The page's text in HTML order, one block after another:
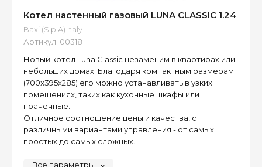
Котел настенный газовый LUNA CLASSIC 1.24
Baxi (S.p.A) Italy
Артикул: 00318
Новый котёл Luna Classic незаменим в квартирах или
небольших домах. Благодаря компактным размерам
(700x395x285) его можно устанавливать в узких
помещениях, таких как кухонные шкафы или
прачечные.
Отличное соотношение цены и качества, с
различными вариантами управления - от самых
простых до самых сложных.
Все параметры